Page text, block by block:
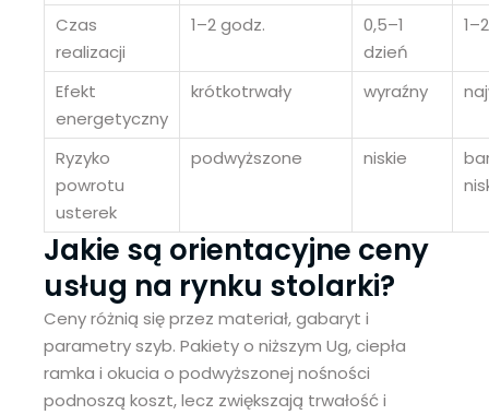
Czas
realizacji
1–2 godz.
0,5–1
dzień
Efekt
energetyczny
krótkotrwały wyraźny
Ryzyko
powrotu
usterek
podwyższone niskie
Jakie są orientacyjne ceny
usług na rynku stolarki?
Ceny różnią się przez materiał, gabaryt i
parametry szyb. Pakiety o niższym Ug, ciepła
ramka i okucia o podwyższonej nośności
podnoszą koszt, lecz zwiększają trwałość i